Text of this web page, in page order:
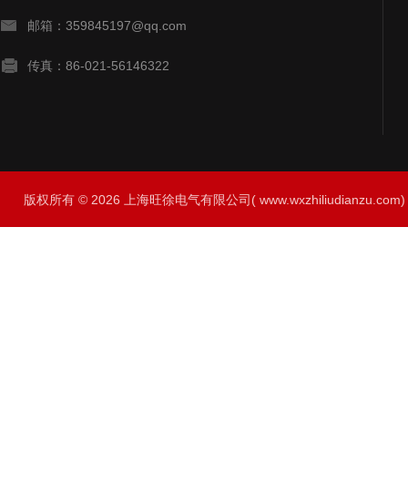
邮箱：359845197@qq.com
传真：86-021-56146322
版权所有 © 2026 上海旺徐电气有限公司(